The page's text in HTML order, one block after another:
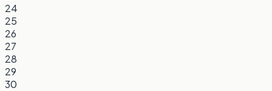
24
25
26
27
28
29
30